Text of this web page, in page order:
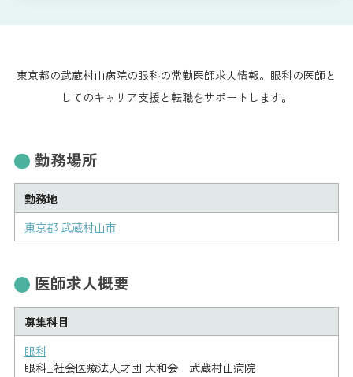
東京都の武蔵村山病院の眼科の常勤医師求人情報。眼科の医師と
してのキャリア支援と転職をサポートします。
勤務場所
勤務地
東京都 武蔵村山市
医師求人概要
募集科目
眼科
眼科_社会医療法人財団 大和会 武蔵村山病院